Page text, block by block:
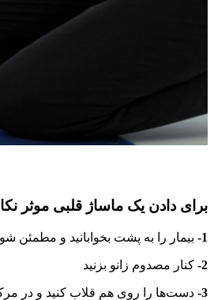
برای دادن یک ماساژ قلبی موثر
1- بیمار را به پشت بخوابانید و
2- کنار مصدوم زانو بزنید
3- دست‌ها را روی هم قلاب کنید و در